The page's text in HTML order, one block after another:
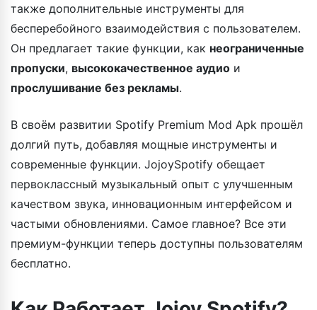
также дополнительные инструменты для
бесперебойного взаимодействия с пользователем.
Он предлагает такие функции, как неограниченные
пропуски, высококачественное аудио и
прослушивание без рекламы.
В своём развитии Spotify Premium Mod Apk прошёл
долгий путь, добавляя мощные инструменты и
современные функции. JojoySpotify обещает
первоклассный музыкальный опыт с улучшенным
качеством звука, инновационным интерфейсом и
частыми обновлениями. Самое главное? Все эти
премиум-функции теперь доступны пользователям
бесплатно.